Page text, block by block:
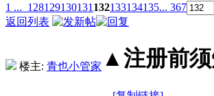
1 ... 128129130131 132133134135... 367
返回列表
楼主: 青也小管家 ▲注册前须